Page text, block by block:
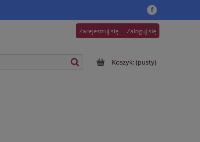
Zarejestruj się Zaloguj się
Koszyk:(pusty)